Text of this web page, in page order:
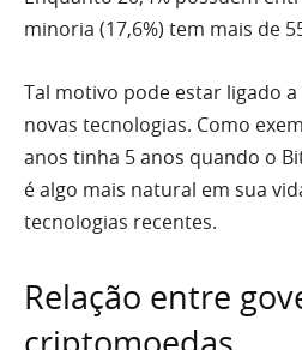
minoria (17,6%) tem mais de
Tal motivo pode estar ligado
novas tecnologias. Como
anos tinha 5 anos quando o
é algo mais natural em sua
tecnologias recentes.
Relação entre